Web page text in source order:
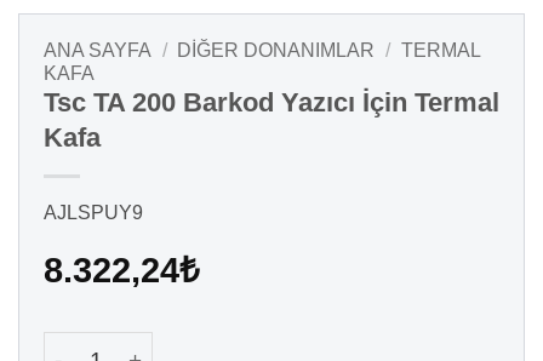
ANA SAYFA / DIĞER DONANIMLAR / TERMAL
KAFA
Tsc TA 200 Barkod Yazıcı İçin Termal
Kafa
AJLSPUY9
8.322,24₺
Tsc TA 200 Barkod Yazıcı İçin Termal Kafa adet